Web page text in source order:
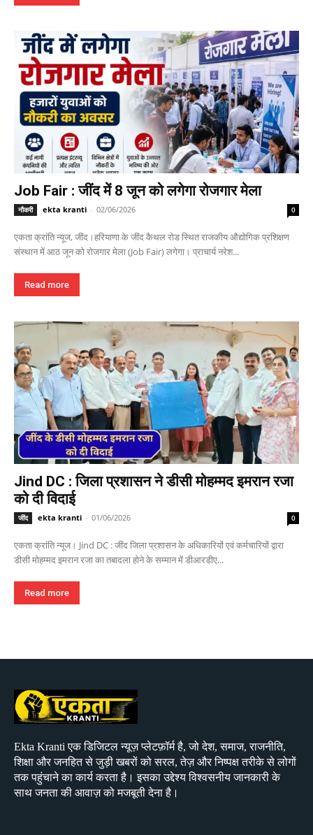
Job Fair : जींद में 8 जून को लगेगा रोजगार मेला
नौकरी ekta kranti - 02/06/2026 0
एकता क्रांति न्यूज, जींद।हरियाणा के जींद कैथल रोड स्थित राजकीय औद्योगिक प्रशिक्षण
संस्थान में आठ जून को रोजगार मेला (Job Fair) लगेगा। प्राचार्य नरेश...
Read more
Jind DC : जिला प्रशासन ने डीसी मोहम्मद इमरान रजा
को दी विदाई
जींद ekta kranti - 01/06/2026 0
एकता क्रांति न्यूज। Jind DC : जींद जिला प्रशासन के अधिकारियों एवं कर्मचारियों द्वारा
डीसी मोहम्मद इमरान रजा का तबादला होने के सम्मान में डीआरडीए...
Read more
Ekta Kranti एक डिजिटल न्यूज़ प्लेटफ़ॉर्म है, जो देश, समाज, राजनीति,
शिक्षा और जनहित से जुड़ी खबरों को सरल, तेज़ और निष्पक्ष तरीके से लोगों
तक पहुंचाने का कार्य करता है। इसका उद्देश्य विश्वसनीय जानकारी के
साथ जनता की आवाज़ को मजबूती देना है।